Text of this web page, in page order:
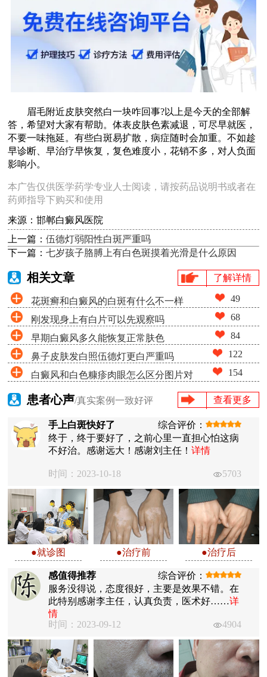
眉毛附近皮肤突然白一块咋回事?以上是今天的全部解
答，希望对大家有帮助。体表皮肤色素减退，可尽早就医，
不要一味拖延。有些白斑易扩散，病症随时会加重。不如趁
早诊断、早治疗早恢复，复色难度小，花销不多，对人负面
影响小。
本广告仅供医学药学专业人士阅读，请按药品说明书或者在
药师指导下购买和使用
来源：邯郸白癜风医院
上一篇：伍德灯弱阳性白斑严重吗
下一篇：七岁孩子胳膊上有白色斑摸着光滑是什么原因
相关文章 了解详情
花斑癣和白癜风的白斑有什么不一样 49
刚发现身上有白片可以先观察吗 68
早期白癜风多久能恢复正常肤色 84
鼻子皮肤发白照伍德灯更白严重吗 122
白癜风和白色糠疹肉眼怎么区分图片对
比
154
患者心声/真实案例一致好评 查看更多
手上白斑快好了
综合评价：
终于，终于要好了，之前心里一直担心怕这病
不好治。感谢远大！感谢刘主任！详情
时间：2023-10-18 5703
●就诊图 ●治疗前 ●治疗后
感值得推荐
综合评价：
服务没得说，态度很好，主要是效果不错。在
此特别感谢李主任，认真负责，医术好……详
情
时间：2023-09-12
4904